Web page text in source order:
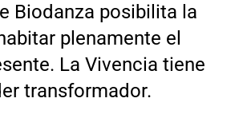
Biodanza posibilita la
plenamente el
La Vivencia tiene
transformador.